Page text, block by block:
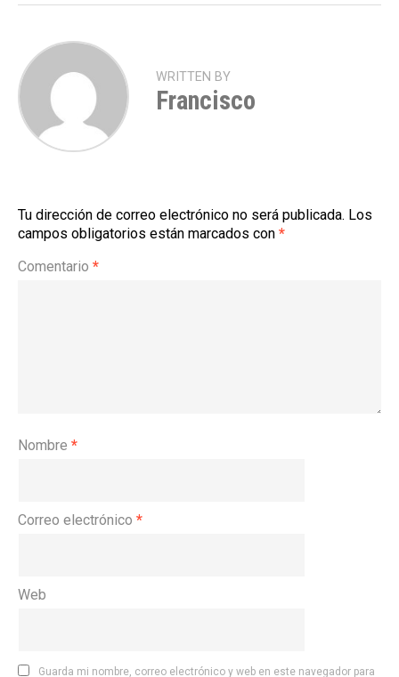
WRITTEN BY
Francisco
Tu dirección de correo electrónico no será publicada. Los
campos obligatorios están marcados con *
Comentario *
Nombre *
Correo electrónico *
Web
Guarda mi nombre, correo electrónico y web en este navegador para